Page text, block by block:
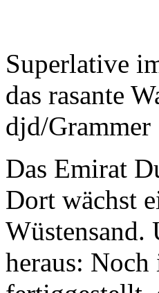
Superlative
das rasante
djd/Grammer
Das Emirat
Dort wächst
Wüstensand.
heraus: